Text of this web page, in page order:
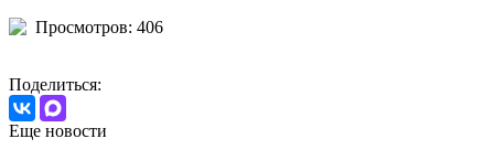
Просмотров: 406
Поделиться:
Еще новости